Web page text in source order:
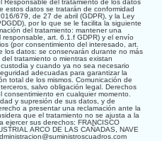
Responsable del tratamiento de los datos
estos datos se tratarán de conformidad
679, de 27 de abril (GDPR), y la Ley
por lo que se le facilita la siguiente
del tratamiento: mantener una
art. 6.1.f GDPR) y el envío
(por consentimiento del interesado, art.
los datos: se conservarán durante no más
tratamiento o mientras existan
y cuando ya no sea necesario
adecuadas para garantizar la
total de los mismos. Comunicación de
salvo obligación legal. Derechos
en cualquier momento.
y supresión de sus datos, y de
a presentar una reclamación ante la
que el tratamiento no se ajusta a la
ejercer sus derechos: FRANCISCO
ARCO DE LAS CAÑADAS, NAVE